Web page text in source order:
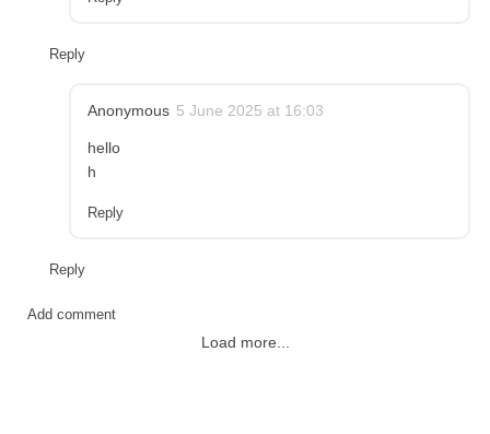
Reply
Anonymous 5 June 2025 at 16:03
hello
h
Reply
Reply
Add comment
Load more...